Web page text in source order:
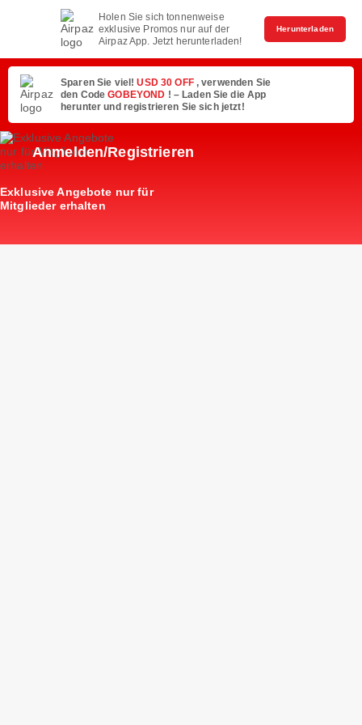
Holen Sie sich tonnenweise
exklusive Promos nur auf der
Airpaz App. Jetzt herunterladen!
Herunterladen
Sparen Sie viel!USD 30 OFF , verwenden Sie
den CodeGOBEYOND ! – Laden Sie die App
herunter und registrieren Sie sich jetzt!
Anmelden/Registrieren
Exklusive Angebote nur für
Mitglieder erhalten